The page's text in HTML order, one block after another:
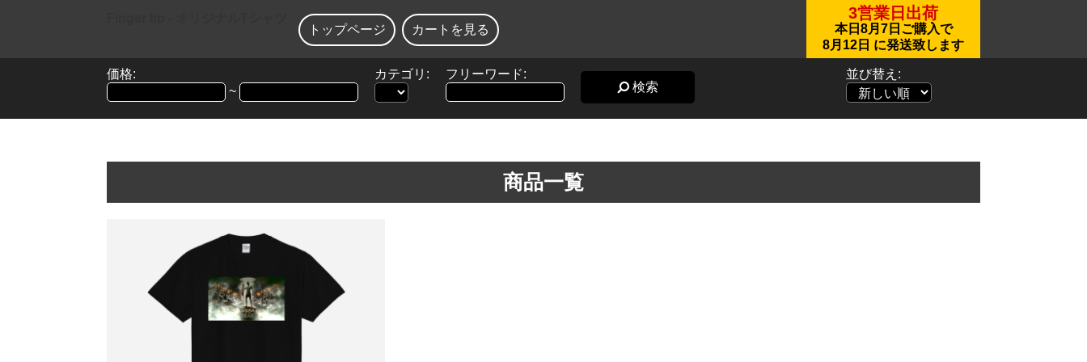
トップページ
カートを見る
3営業日出荷
本日 8月7日 ご購入で
8月12日 に発送致します
価格:
~
カテゴリ:
フリーワード:
検索
並び替え:
商品一覧